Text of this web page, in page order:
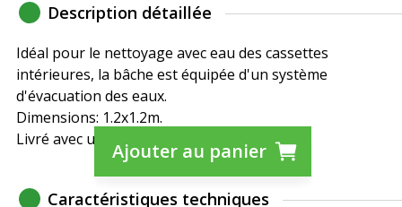
Description détaillée
Idéal pour le nettoyage avec eau des cassettes
intérieures, la bâche est équipée d'un système
d'évacuation des eaux.
Dimensions: 1.2x1.2m.
Livré avec un sac de transport.
Caractéristiques techniques
Ajouter au panier